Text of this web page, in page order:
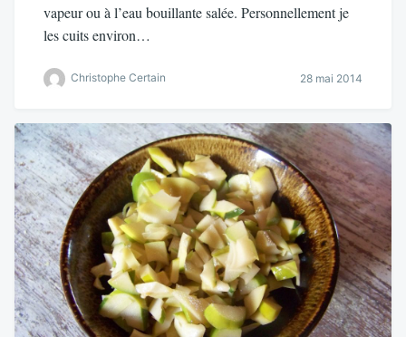
vapeur ou à l’eau bouillante salée. Personnellement je
les cuits environ…
Christophe Certain 28 mai 2014